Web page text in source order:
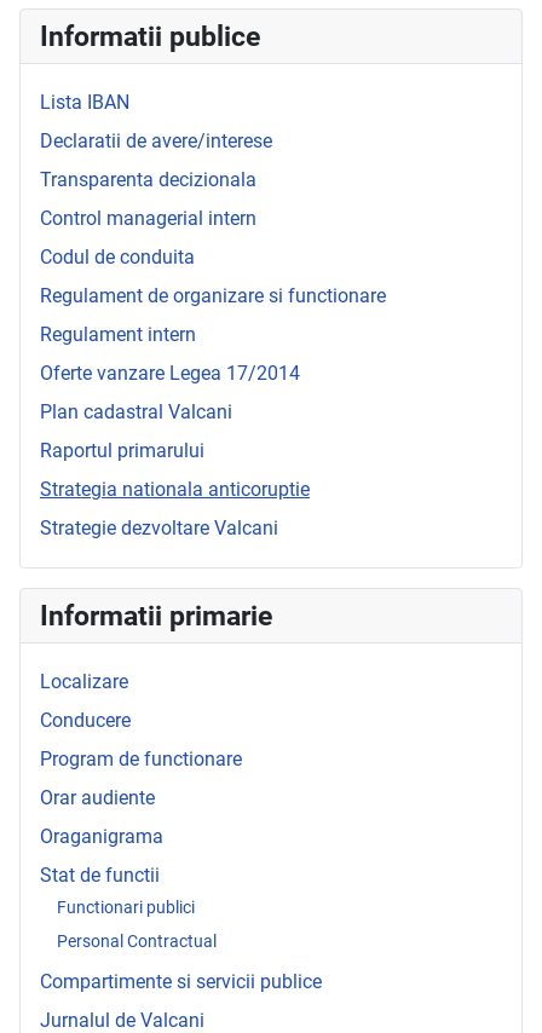
Informatii publice
Lista IBAN
Declaratii de avere/interese
Transparenta decizionala
Control managerial intern
Codul de conduita
Regulament de organizare si functionare
Regulament intern
Oferte vanzare Legea 17/2014
Plan cadastral Valcani
Raportul primarului
Strategia nationala anticoruptie
Strategie dezvoltare Valcani
Informatii primarie
Localizare
Conducere
Program de functionare
Orar audiente
Oraganigrama
Stat de functii
Functionari publici
Personal Contractual
Compartimente si servicii publice
Jurnalul de Valcani